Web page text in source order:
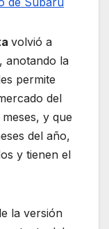
volvió a
anotando la
permite
del
y que
del año,
y tienen el
la versión